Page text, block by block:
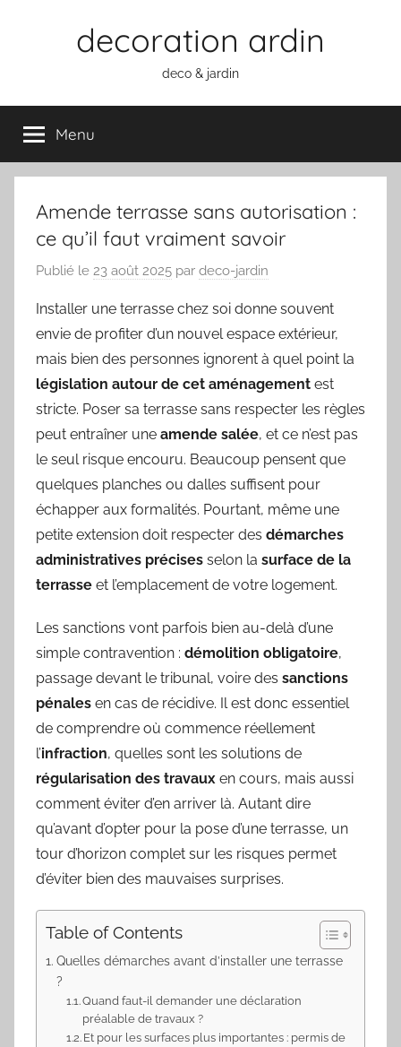
decoration ardin
deco & jardin
Menu
Amende terrasse sans autorisation :
ce qu’il faut vraiment savoir
Publié le 23 août 2025 par deco-jardin
Installer une terrasse chez soi donne souvent
envie de profiter d’un nouvel espace extérieur,
mais bien des personnes ignorent à quel point la
législation autour de cet aménagement est
stricte. Poser sa terrasse sans respecter les règles
peut entraîner une amende salée, et ce n’est pas
le seul risque encouru. Beaucoup pensent que
quelques planches ou dalles suffisent pour
échapper aux formalités. Pourtant, même une
petite extension doit respecter des démarches
administratives précises selon la surface de la
terrasse et l’emplacement de votre logement.
Les sanctions vont parfois bien au-delà d’une
simple contravention : démolition obligatoire,
passage devant le tribunal, voire des sanctions
pénales en cas de récidive. Il est donc essentiel
de comprendre où commence réellement
l’infraction, quelles sont les solutions de
régularisation des travaux en cours, mais aussi
comment éviter d’en arriver là. Autant dire
qu’avant d’opter pour la pose d’une terrasse, un
tour d’horizon complet sur les risques permet
d’éviter bien des mauvaises surprises.
Table of Contents
Quelles démarches avant d’installer une terrasse
?
Quand faut-il demander une déclaration
préalable de travaux ?
Et pour les surfaces plus importantes : permis de